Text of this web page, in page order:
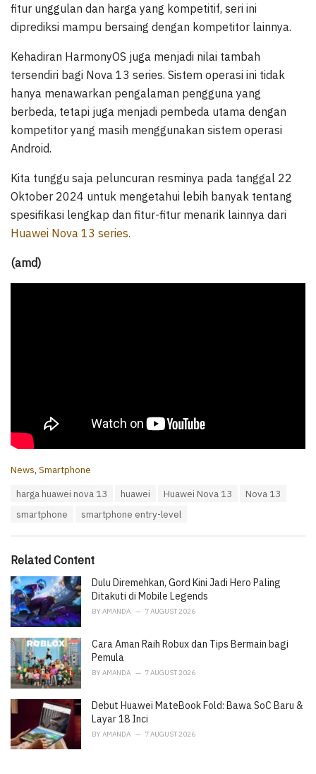
fitur unggulan dan harga yang kompetitif, seri ini
diprediksi mampu bersaing dengan kompetitor lainnya.
Kehadiran HarmonyOS juga menjadi nilai tambah
tersendiri bagi Nova 13 series. Sistem operasi ini tidak
hanya menawarkan pengalaman pengguna yang
berbeda, tetapi juga menjadi pembeda utama dengan
kompetitor yang masih menggunakan sistem operasi
Android.
Kita tunggu saja peluncuran resminya pada tanggal 22
Oktober 2024 untuk mengetahui lebih banyak tentang
spesifikasi lengkap dan fitur-fitur menarik lainnya dari
Huawei Nova 13 series.
(amd)
C
i
s
:
News, Smartphone
harga huawei nova 13 huawei Huawei Nova 13
Nova 13
smartphone
smartphone entry-level
Related Content
Dulu Diremehkan, Gord Kini Jadi Hero Paling
Ditakuti di Mobile Legends
BY AMANDA 7 AUGUST 2026
Cara Aman Raih Robux dan Tips Bermain bagi
Pemula
BY AMANDA 7 AUGUST 2026
Debut Huawei MateBook Fold: Bawa SoC Baru &
Layar 18 Inci
BY AMANDA 7 AUGUST 2026